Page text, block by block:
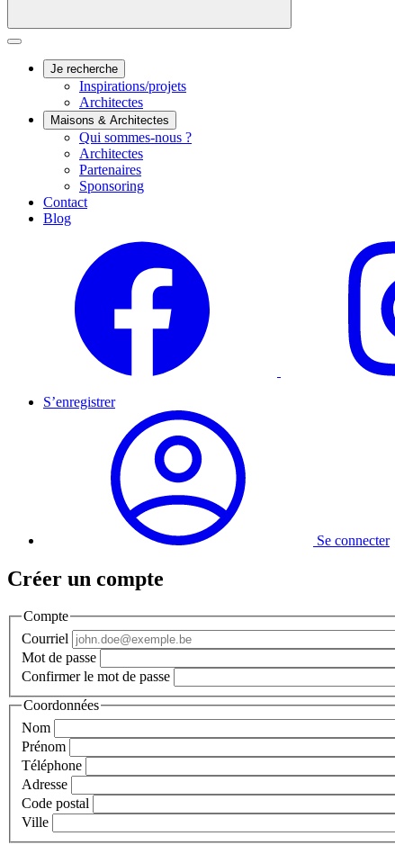
Je recherche
Inspirations/projets
Architectes
Maisons & Architectes
Qui sommes-nous ?
Architectes
Partenaires
Sponsoring
Contact
Blog
S’enregistrer
Se connecter
Créer un compte
Compte
Courriel
Mot de passe
Confirmer le mot de passe
Coordonnées
Nom
Prénom
Téléphone
Adresse
Code postal
Ville